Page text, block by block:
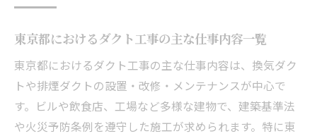
東京都の火災予防条例に対応するダクト工
厨房や工場で求められる防火ダクトの特徴
ダクト工事で火災リスクを減らす方法
火災時に強いダクト工事の選び方
東京都におけるダクト工事の主な仕事内容一覧
東京都におけるダクト工事の主な仕事内容は、換気ダク
トや排煙ダクトの設置・改修・メンテナンスが中心で
す。ビルや飲食店、工場など多様な建物で、建築基準法
や火災予防条例を遵守した施工が求められます。特に東